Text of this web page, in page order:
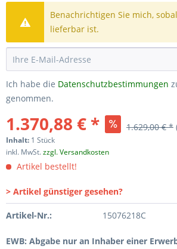
Benachrichtigen Sie mich,
lieferbar ist.
Ich habe die Datenschutzbestimmungen
genommen.
1.370,88 € * 1.629,00 € *
Inhalt: 1 Stück
inkl. MwSt.zzgl. Versandkosten
Artikel bestellt!
> Artikel günstiger gesehen?
Artikel-Nr.: 15076218C
EWB: Abgabe nur an Inhaber einer